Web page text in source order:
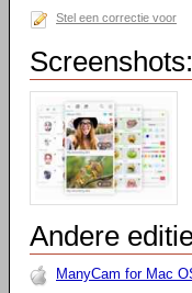
Stel een correctie voor
Screenshots:
Andere
ManyCam for Mac